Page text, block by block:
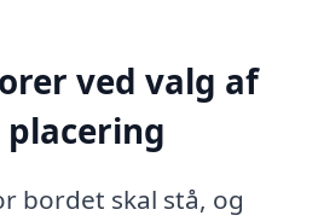
ved valg af
bordet skal stå, og